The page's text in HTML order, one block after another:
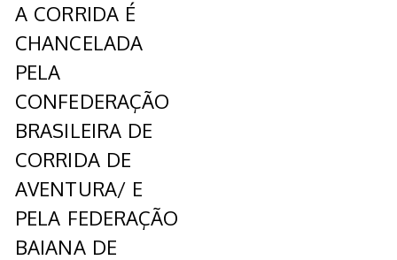
A CORRIDA É
CHANCELADA
PELA
CONFEDERAÇÃO
BRASILEIRA DE
CORRIDA DE
AVENTURA/ E
PELA FEDERAÇÃO
BAIANA DE